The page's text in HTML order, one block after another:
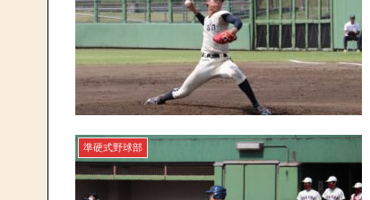
準硬式野球部